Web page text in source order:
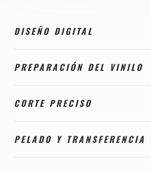
DISEÑO DIGITAL
PREPARACIÓN DEL VINILO
CORTE PRECISO
PELADO Y TRANSFERENCIA